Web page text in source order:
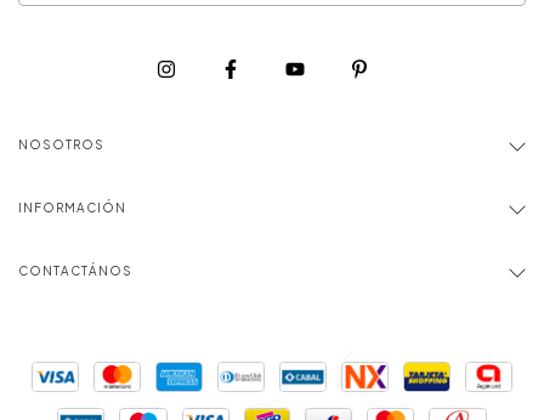
NOSOTROS
INFORMACIÓN
CONTACTÁNOS